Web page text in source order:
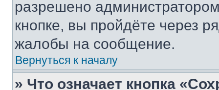
разрешено
кнопке, вы пройдёте через
жалобы на сообщение.
Вернуться к началу
» Что означает кнопка